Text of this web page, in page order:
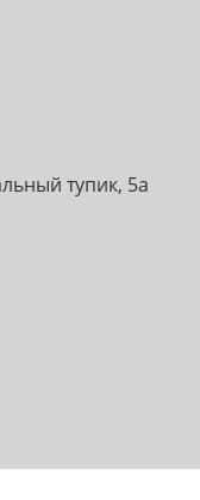
тупик, 5а